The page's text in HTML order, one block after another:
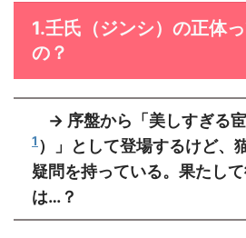
1.壬氏（ジンシ）の正体
の？
→ 序盤から「美しすぎる
1 ）」として登場するけど、
疑問を持っている。果たし
は…？